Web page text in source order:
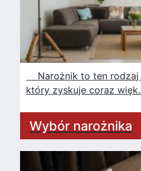
Narożnik to ten rodzaj
który zyskuje coraz
Wybór narożnika